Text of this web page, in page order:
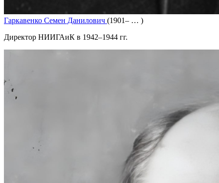
Гаркавенко Семен Данилович (1901– … )
Директор НИИГАиК в 1942–1944 гг.